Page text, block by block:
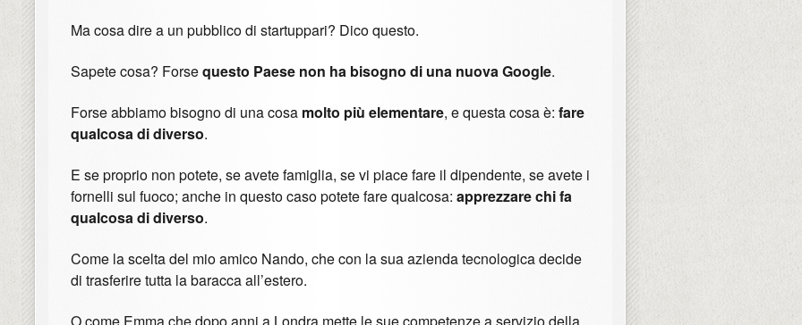
Ma cosa dire a un pubblico di startuppari? Dico questo.
Sapete cosa? Forsequesto Paese non ha bisogno di una nuova Google.
Forse abbiamo bisogno di una cosa molto più elementare, e questa cosa è: fare
qualcosa di diverso.
E se proprio non potete, se avete famiglia, se vi piace fare il dipendente, se avete i
fornelli sul fuoco; anche in questo caso potete fare qualcosa: apprezzare chi fa
qualcosa di diverso.
Come la scelta del mio amico Nando, che con la sua azienda tecnologica decide
di trasferire tutta la baracca all’estero.